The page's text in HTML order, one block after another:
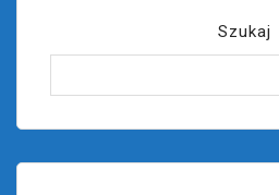
Szukaj